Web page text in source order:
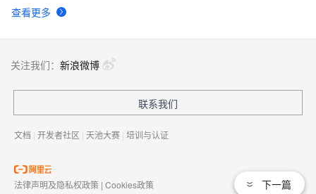
查看更多
下一篇
关注我们： 新浪微博
联系我们
文档 | 开发者社区 | 天池大赛 | 培训与认证
法律声明及隐私权政策 | Cookies政策